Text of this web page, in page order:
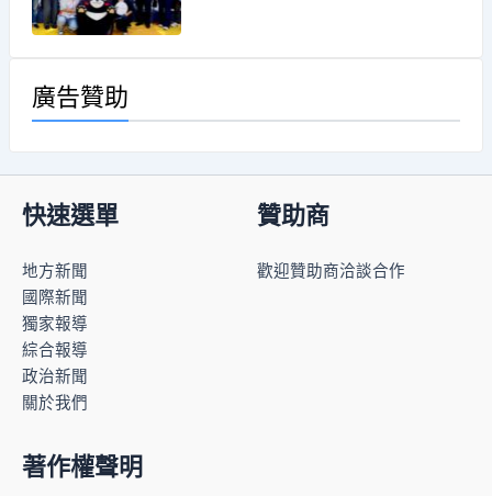
廣告贊助
快速選單
地方新聞
國際新聞
獨家報導
綜合報導
政治新聞
關於我們
贊助商
歡迎贊助商洽談合作
著作權聲明